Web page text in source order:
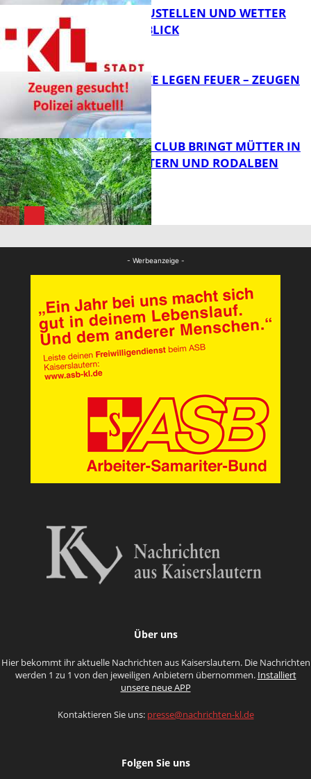
PARKEN, BAUSTELLEN UND WETTER
DIGITAL IM BLICK
FB News
UNBEKANNTE LEGEN FEUER – ZEUGEN
GESUCHT!
NEUER MOM CLUB BRINGT MÜTTER IN
KAISERSLAUTERN UND RODALBEN
ZUSAMMEN
- Werbeanzeige -
Über uns
Hier bekommt ihr aktuelle Nachrichten aus Kaiserslautern. Die Nachrichten
werden 1 zu 1 von den jeweiligen Anbietern übernommen. Installiert
unsere neue APP
Kontaktieren Sie uns: presse@nachrichten-kl.de
Folgen Sie uns